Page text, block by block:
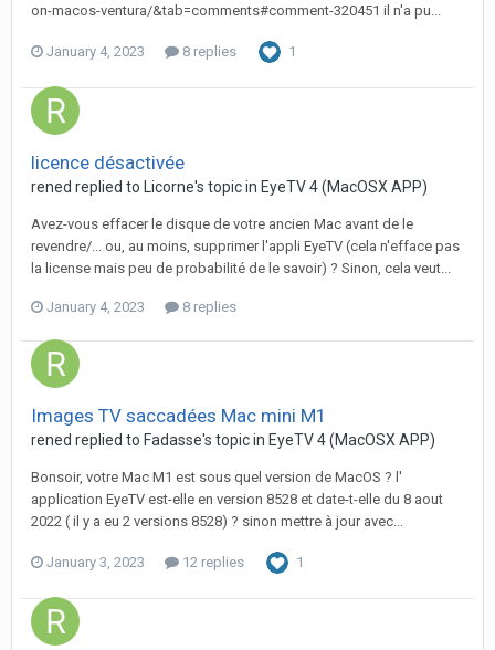
on-macos-ventura/&tab=comments#comment-320451 il n'a pu...
January 4, 2023 8 replies 1
licence désactivée
rened replied to Licorne's topic in EyeTV 4 (MacOSX APP)
Avez-vous effacer le disque de votre ancien Mac avant de le
revendre/... ou, au moins, supprimer l'appli EyeTV (cela n'efface pas
la license mais peu de probabilité de le savoir) ? Sinon, cela veut...
January 4, 2023 8 replies
Images TV saccadées Mac mini M1
rened replied to Fadasse's topic in EyeTV 4 (MacOSX APP)
Bonsoir, votre Mac M1 est sous quel version de MacOS ? l'
application EyeTV est-elle en version 8528 et date-t-elle du 8 aout
2022 ( il y a eu 2 versions 8528) ? sinon mettre à jour avec...
January 3, 2023 12 replies 1